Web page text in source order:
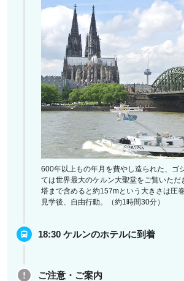
600年以上もの年月を費やし造られた、ゴ
ては世界最大のケルン大聖堂をご覧いただ
塔まで含めると約157mという大きさは圧巻
見学後、自由行動。（約1時間30分）
18:30 ケルンのホテルに到着
ご注意・ご案内